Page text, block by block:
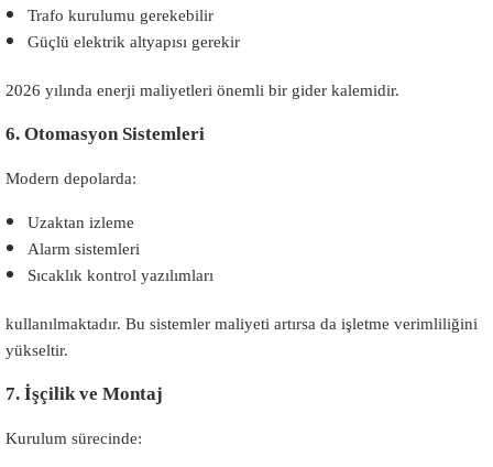
Trafo kurulumu gerekebilir
Güçlü elektrik altyapısı gerekir
2026 yılında enerji maliyetleri önemli bir gider kalemidir.
6. Otomasyon Sistemleri
Modern depolarda:
Uzaktan izleme
Alarm sistemleri
Sıcaklık kontrol yazılımları
kullanılmaktadır. Bu sistemler maliyeti artırsa da işletme verimliliğini
yükseltir.
7. İşçilik ve Montaj
Kurulum sürecinde: